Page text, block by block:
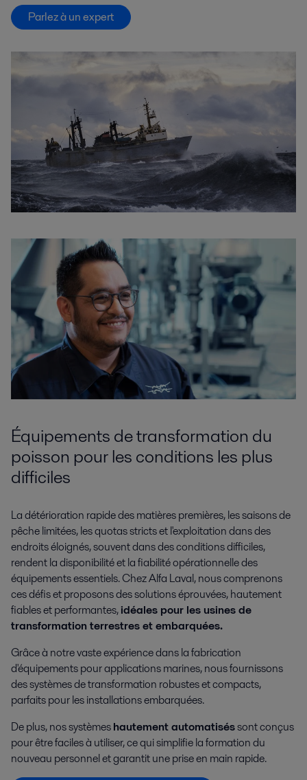
Parlez à un expert
Équipements de transformation du
poisson pour les conditions les plus
difficiles
La détérioration rapide des matières premières, les saisons de
pêche limitées, les quotas stricts et l'exploitation dans des
endroits éloignés, souvent dans des conditions difficiles,
rendent la disponibilité et la fiabilité opérationnelle des
équipements essentiels. Chez Alfa Laval, nous comprenons
ces défis et proposons des solutions éprouvées, hautement
fiables et performantes,idéales pour les usines de
transformation terrestres et embarquées.
Grâce à notre vaste expérience dans la fabrication
d'équipements pour applications marines, nous fournissons
des systèmes de transformation robustes et compacts,
parfaits pour les installations embarquées.
De plus, nos systèmeshautement automatiséssont conçus
pour être faciles à utiliser, ce qui simplifie la formation du
nouveau personnel et garantit une prise en main rapide.